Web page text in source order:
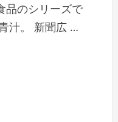
品のシリーズで
汁。 新聞広 …